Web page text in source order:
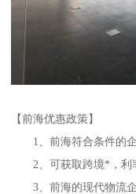
【前海优惠政策】
1、前海符合条件的企
2、可获取跨境*，利
3、前海的现代物流企